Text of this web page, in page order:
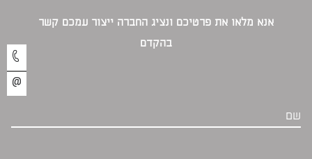
אנא מלאו את פרטיכם ונציג החברה ייצור עמכם קשר
בהקדם‎
שם